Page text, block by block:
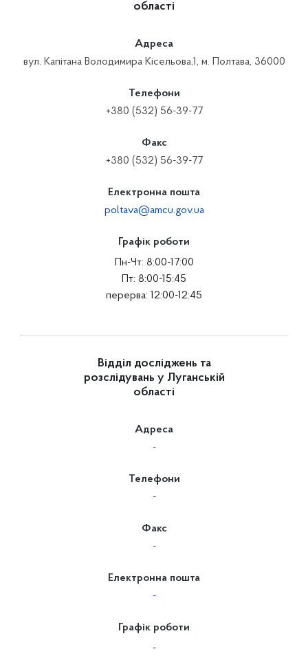
області
Адреса
вул. Капітана Володимира Кісельова,1, м. Полтава, 36000
Телефони
+380 (532) 56-39-77
Факс
+380 (532) 56-39-77
Електронна пошта
poltava@amcu.gov.ua
Графік роботи
Пн-Чт: 8:00-17:00
Пт: 8:00-15:45
перерва: 12:00-12:45
Відділ досліджень та
розслідувань у Луганській
області
Адреса
-
Телефони
-
Факс
-
Електронна пошта
-
Графік роботи
-